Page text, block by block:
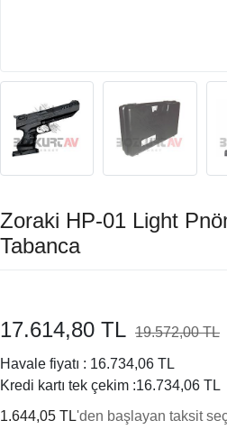
Zoraki HP-01 Light
Tabanca
17.614,80 TL 19.572,00 TL
Havale fiyatı : 16.734,06 TL
Kredi kartı tek çekim :16.734,06 TL
1.644,05 TL'den başlayan taksit